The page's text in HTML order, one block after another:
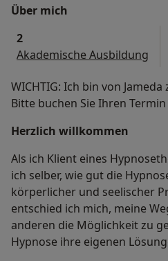
Über mich
2
Akademische Ausbildung
WICHTIG: Ich bin von
Bitte buchen Sie Ihren
Herzlich willkommen
Als ich Klient eines
ich selber, wie gut die
körperlicher und seelischer
entschied ich mich, meine
anderen die Möglichkeit zu
Hypnose ihre eigenen